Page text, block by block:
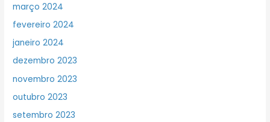
março 2024
fevereiro 2024
janeiro 2024
dezembro 2023
novembro 2023
outubro 2023
setembro 2023